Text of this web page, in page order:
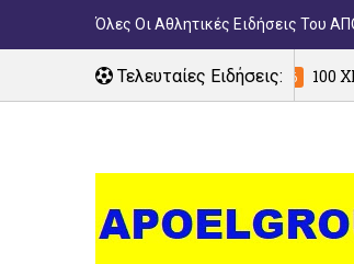
Όλες Οι Αθλητικές Ειδήσεις Του
Τελευταίες Ειδήσεις:
06/08/2026 100 ΧΡΟΝΙΑ ΑΠΟΕΛ: Η